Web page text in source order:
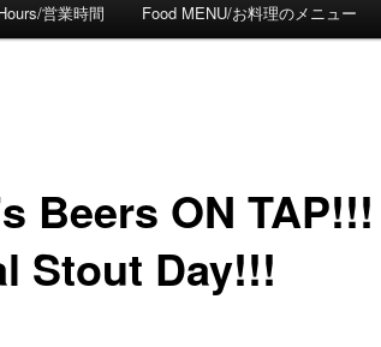
営業時間 Food MENU/お料理のメニュー
Beers ON
Stout Day!!!